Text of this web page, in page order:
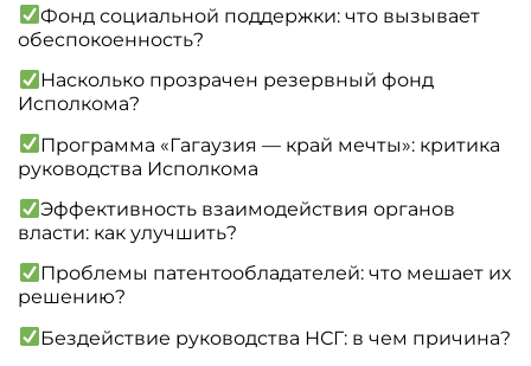
Фонд социальной поддержки: что вызывает
обеспокоенность?
Насколько прозрачен резервный фонд
Исполкома?
Программа «Гагаузия — край мечты»: критика
руководства Исполкома
Эффективность взаимодействия органов
власти: как улучшить?
Проблемы патентообладателей: что мешает их
решению?
Бездействие руководства НСГ: в чем причина?